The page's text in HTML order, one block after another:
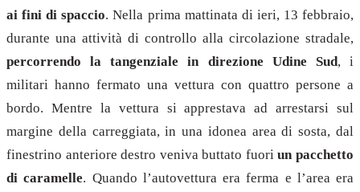
ai fini di spaccio. Nella prima mattinata di ieri, 13 febbraio,
durante una attività di controllo alla circolazione stradale,
percorrendo la tangenziale in direzione Udine Sud, i
militari hanno fermato una vettura con quattro persone a
bordo. Mentre la vettura si apprestava ad arrestarsi sul
margine della carreggiata, in una idonea area di sosta, dal
finestrino anteriore destro veniva buttato fuoriun pacchetto
di caramelle. Quando l’autovettura era ferma e l’area era